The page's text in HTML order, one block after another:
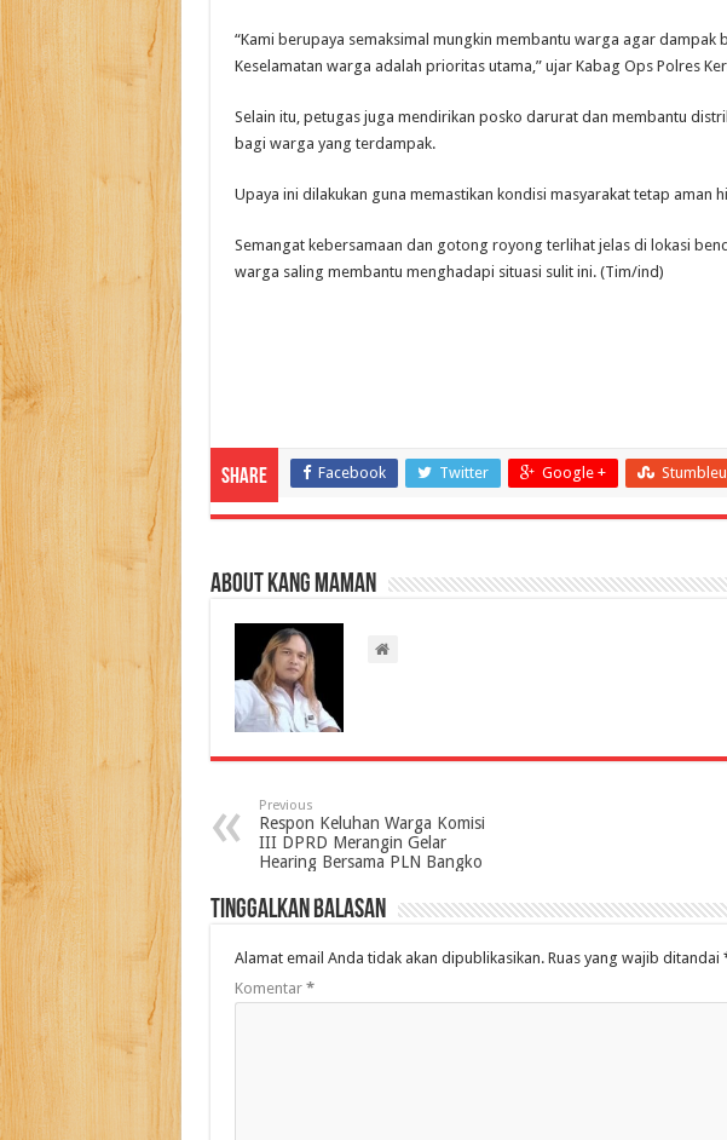
“Kami berupaya semaksimal mungkin membantu warga agar dampak
Keselamatan warga adalah prioritas utama,” ujar Kabag Ops Polres
Selain itu, petugas juga mendirikan posko darurat dan membantu
bagi warga yang terdampak.
Upaya ini dilakukan guna memastikan kondisi masyarakat tetap aman
Semangat kebersamaan dan gotong royong terlihat jelas di lokasi
warga saling membantu menghadapi situasi sulit ini. (Tim/ind)
Share Facebook Twitter Google +
About Kang Maman
Previous
Respon Keluhan Warga Komisi
III DPRD Merangin Gelar
Hearing Bersama PLN Bangko
Tinggalkan Balasan
Alamat email Anda tidak akan dipublikasikan. Ruas yang wajib ditandai
Komentar *